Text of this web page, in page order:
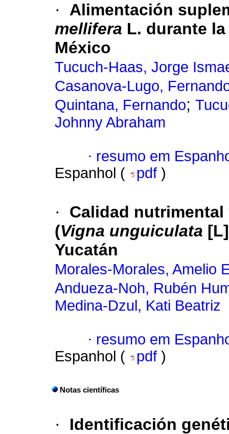
·
Alimentación
mellifera L. durante
México
Tucuch-Haas, Jorge
Casanova-Lugo,
Quintana, Fernando;
Johnny Abraham
· resumo em
Espanhol (
pdf )
·
Calidad
(Vigna unguiculata
Yucatán
Morales-Morales, Amelio
Andueza-Noh, Rubén
Medina-Dzul, Kati Beatriz
· resumo em
Espanhol (
pdf )
Notas científicas
·
Identificación